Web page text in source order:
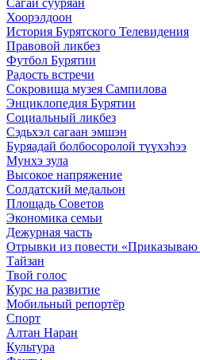
Хоорэлдоон
История Бурятского Телевидения
Правовой ликбез
Футбол Бурятии
Радость встречи
Сокровища музея Сампилова
Энциклопедия Бурятии
Социальный ликбез
Сэдьхэл сагаан эмшэн
Буряадай болбосоролой түүхэhээ
Мунхэ зула
Высокое напряжение
Солдатский медальон
Площадь Советов
Экономика семьи
Дежурная часть
Отрывки из повести
Тайзан
Твой голос
Курс на развитие
Мобильный репортёр
Спорт
Алтан Наран
Культура